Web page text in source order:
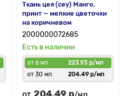
Ткань цея (cey) Манго,
принт — мелкие цветочки
на коричневом
2000000072685
Есть в наличии
от 6 мп
223.93 р/мп
от 30 мп
204.49 р/мп